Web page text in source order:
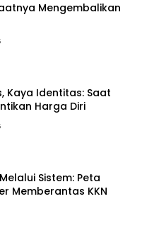
Mengembalikan
Kaya Identitas: Saat
Harga Diri
Sistem: Peta
Memberantas KKN